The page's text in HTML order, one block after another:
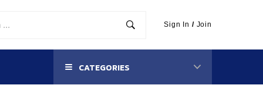
Sign In / Join
CATEGORIES